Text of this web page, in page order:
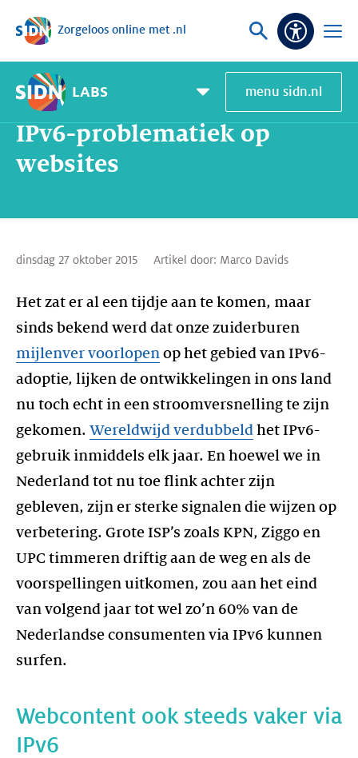
Sla navigatie over
Zorgeloos online met .nl
Vraag
zoek
Open
LABS
Pagemenu
toggle
menu sidn.nl
Home SIDN Labs
IPv6-problematiek op
websites
dinsdag 27 oktober 2015 Artikel door: Marco Davids
Het zat er al een tijdje aan te komen, maar
sinds bekend werd dat onze zuiderburen
mijlenver voorlopen op het gebied van IPv6-
adoptie, lijken de ontwikkelingen in ons land
nu toch echt in een stroomversnelling te zijn
gekomen. Wereldwijd verdubbeld het IPv6-
gebruik inmiddels elk jaar. En hoewel we in
Nederland tot nu toe flink achter zijn
gebleven, zijn er sterke signalen die wijzen op
verbetering. Grote ISP’s zoals KPN, Ziggo en
UPC timmeren driftig aan de weg en als de
voorspellingen uitkomen, zou aan het eind
van volgend jaar tot wel zo’n 60% van de
Nederlandse consumenten via IPv6 kunnen
surfen.
Webcontent ook steeds vaker via
IPv6